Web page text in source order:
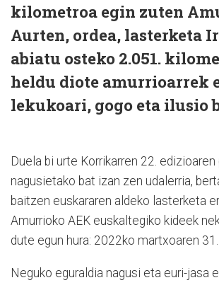
kilometroa egin zuten
Aurten, ordea, lasterketa
abiatu osteko 2.051.
heldu diote amurrioarrek
lekukoari, gogo eta ilusio
Duela bi urte Korrikarren 22.
nagusietako bat izan zen udalerria,
baitzen euskararen aldeko lasterketa
Amurrioko AEK euskaltegiko kideek
dute egun hura: 2022ko martxoaren 31.
Neguko eguraldia nagusi eta euri-jasa